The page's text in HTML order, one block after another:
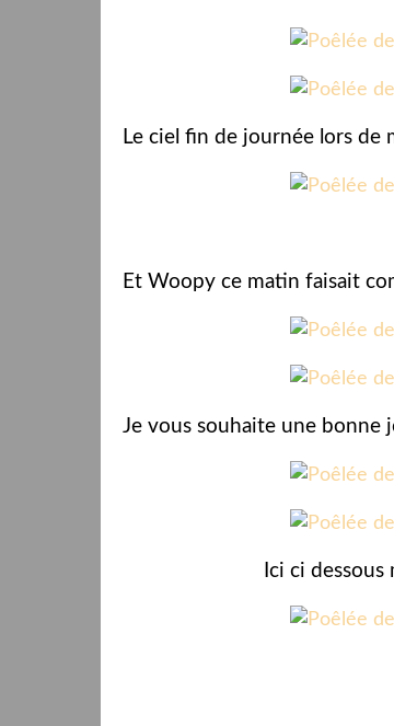
Le ciel fin de journée lors de
Et Woopy ce matin faisait
Je vous souhaite une bonne
Ici ci